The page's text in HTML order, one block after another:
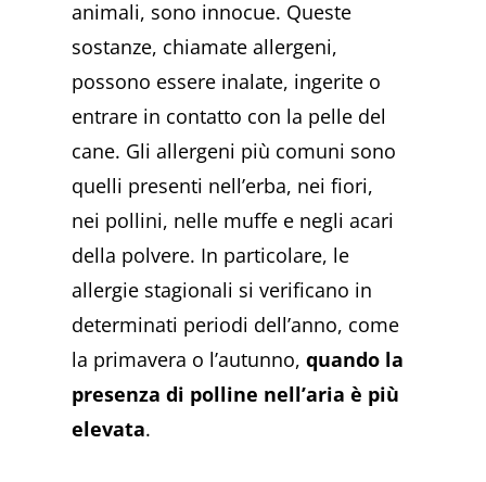
animali, sono innocue. Queste
sostanze, chiamate allergeni,
possono essere inalate, ingerite o
entrare in contatto con la pelle del
cane. Gli allergeni più comuni sono
quelli presenti nell’erba, nei fiori,
nei pollini, nelle muffe e negli acari
della polvere. In particolare, le
allergie stagionali si verificano in
determinati periodi dell’anno, come
la primavera o l’autunno,quando la
presenza di polline nell’aria è più
elevata.